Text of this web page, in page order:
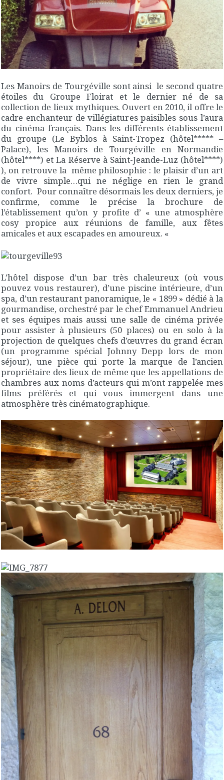
Les Manoirs de Tourgéville sont ainsi le second quatre
étoiles du Groupe Floirat et le dernier né de sa
collection de lieux mythiques. Ouvert en 2010, il offre le
cadre enchanteur de villégiatures paisibles sous l’aura
du cinéma français. Dans les différents établissement
du groupe (Le Byblos à Saint-Tropez (hôtel***** –
Palace), les Manoirs de Tourgéville en Normandie
(hôtel****) et La Réserve à Saint-Jeande-Luz (hôtel****)
), on retrouve la même philosophie : le plaisir d’un art
de vivre simple…qui ne néglige en rien le grand
confort. Pour connaître désormais les deux derniers, je
confirme, comme le précise la brochure de
l’établissement qu’on y profite d’ « une atmosphère
cosy propice aux réunions de famille, aux fêtes
amicales et aux escapades en amoureux. «
L’hôtel dispose d’un bar très chaleureux (où vous
pouvez vous restaurer), d’une piscine intérieure, d’un
spa, d’un restaurant panoramique, le « 1899 » dédié à la
gourmandise, orchestré par le chef Emmanuel Andrieu
et ses équipes mais aussi une salle de cinéma privée
pour assister à plusieurs (50 places) ou en solo à la
projection de quelques chefs d’œuvres du grand écran
(un programme spécial Johnny Depp lors de mon
séjour), une pièce qui porte la marque de l’ancien
propriétaire des lieux de même que les appellations de
chambres aux noms d’acteurs qui m’ont rappelée mes
films préférés et qui vous immergent dans une
atmosphère très cinématographique.